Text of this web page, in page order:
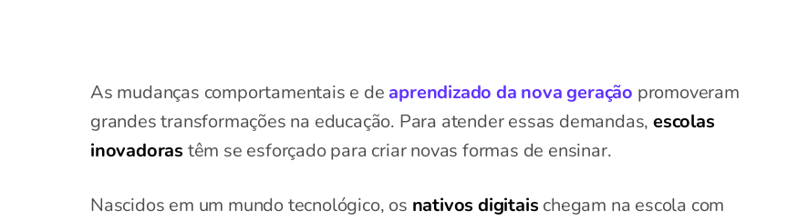
As mudanças comportamentais e de aprendizado da nova geração promoveram
grandes transformações na educação. Para atender essas demandas, escolas
inovadoras têm se esforçado para criar novas formas de ensinar.
Nascidos em um mundo tecnológico, os nativos digitais chegam na escola com